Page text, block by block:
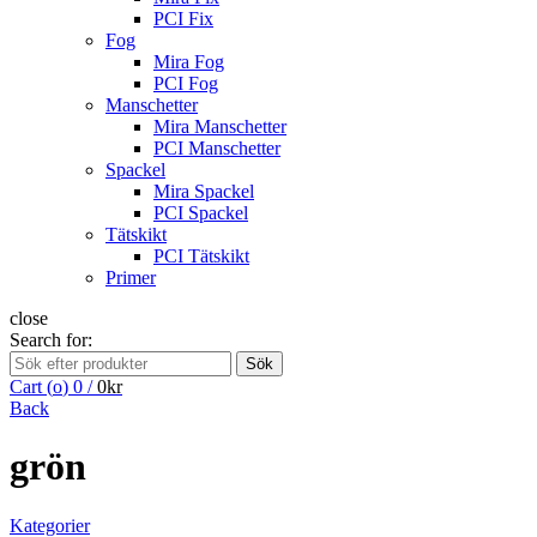
PCI Fix
Fog
Mira Fog
PCI Fog
Manschetter
Mira Manschetter
PCI Manschetter
Spackel
Mira Spackel
PCI Spackel
Tätskikt
PCI Tätskikt
Primer
close
Search for:
Sök
Cart (o) 0 / 0kr
Back
grön
Kategorier